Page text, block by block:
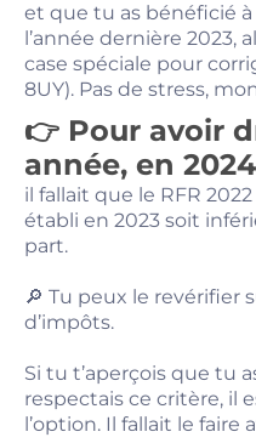
et que tu as bénéficié
l’année dernière 2023,
case spéciale pour
8UY). Pas de stress,
👉 Pour avoir
année, en 2024
il fallait que le RFR
établi en 2023 soit
part.
🔎 Tu peux le revérifier
d’impôts.
Si tu t’aperçois que tu
respectais ce critère, il
l’option. Il fallait le faire